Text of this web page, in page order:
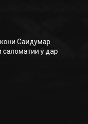
Саидумар
саломатии ӯ дар